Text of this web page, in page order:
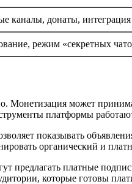
каналы, донаты,
режим «секретных
Монетизация может
платформы
показывать
органический и
предлагать платные
которые готовы